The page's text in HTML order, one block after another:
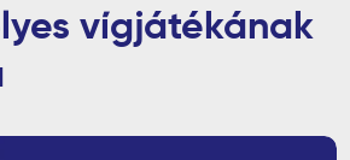
vígjátékának